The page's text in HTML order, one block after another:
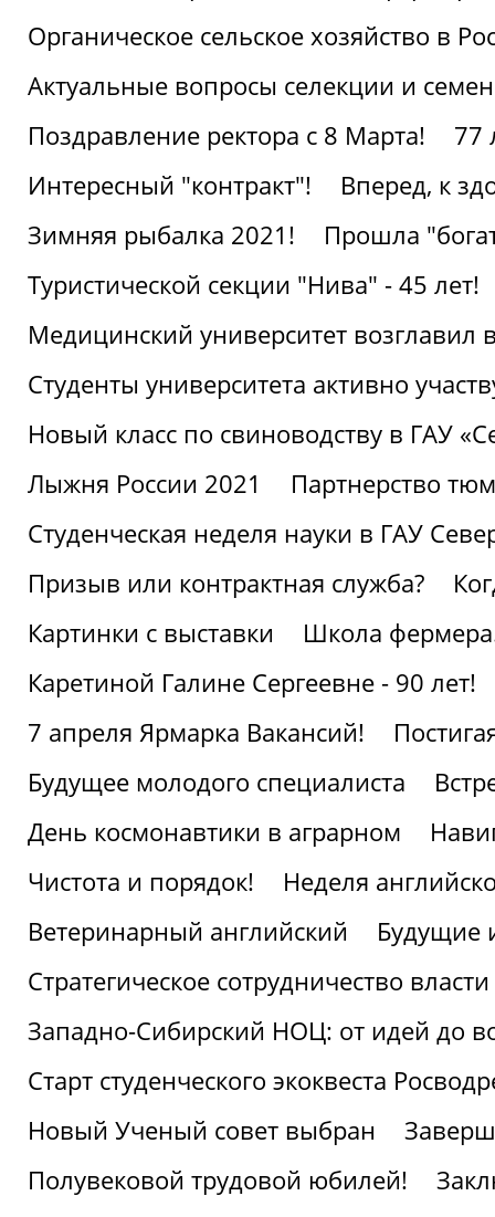
Органическое сельское хозяйство в
Актуальные вопросы селекции и
Поздравление ректора с 8 Марта!
77
Интересный "контракт"!
Вперед, к
Зимняя рыбалка 2021!
Прошла
Туристической секции "Нива" - 45 лет!
Медицинский университет возглавил
Студенты университета активно
Новый класс по свиноводству в ГАУ
Лыжня России 2021
Партнерство
Студенческая неделя науки в ГАУ
Призыв или контрактная служба?
Картинки с выставки
Школа
Каретиной Галине Сергеевне - 90 лет!
7 апреля Ярмарка Вакансий!
Будущее молодого специалиста
День космонавтики в аграрном
Чистота и порядок!
Неделя
Ветеринарный английский
Будущие
Стратегическое сотрудничество
Западно-Сибирский НОЦ: от идей до
Старт студенческого экоквеста
Новый Ученый совет выбран
Полувековой трудовой юбилей!